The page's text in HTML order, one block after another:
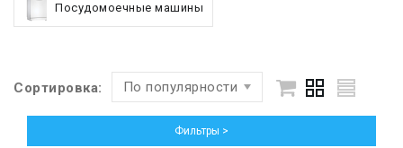
Посудомоечные машины
Сортировка: По популярности
Фильтры >